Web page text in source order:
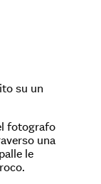
su un
fotografo
una
le